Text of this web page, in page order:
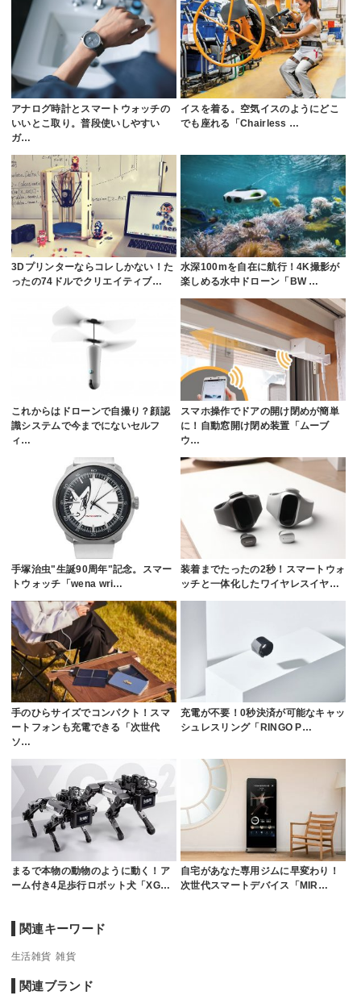
アナログ時計とスマートウォッチの
いいとこ取り。普段使いしやすい
ガ…
イスを着る。空気イスのようにどこ
でも座れる「Chairless …
3Dプリンターならコレしかない！た
ったの74ドルでクリエイティブ…
水深100mを自在に航行！4K撮影が
楽しめる水中ドローン「BW …
これからはドローンで自撮り？顔認
識システムで今までにないセルフ
ィ…
スマホ操作でドアの開け閉めが簡単
に！自動窓開け閉め装置「ムーブ
ウ…
手塚治虫"生誕90周年"記念。スマー
トウォッチ「wena wri…
装着までたったの2秒！スマートウォ
ッチと一体化したワイヤレスイヤ…
手のひらサイズでコンパクト！スマ
ートフォンも充電できる「次世代
ソ…
充電が不要！0秒決済が可能なキャッ
シュレスリング「RINGO P…
まるで本物の動物のように動く！ア
ーム付き4足歩行ロボット犬「XG…
自宅があなた専用ジムに早変わり！
次世代スマートデバイス「MIR…
関連キーワード
生活雑貨 雑貨
関連ブランド